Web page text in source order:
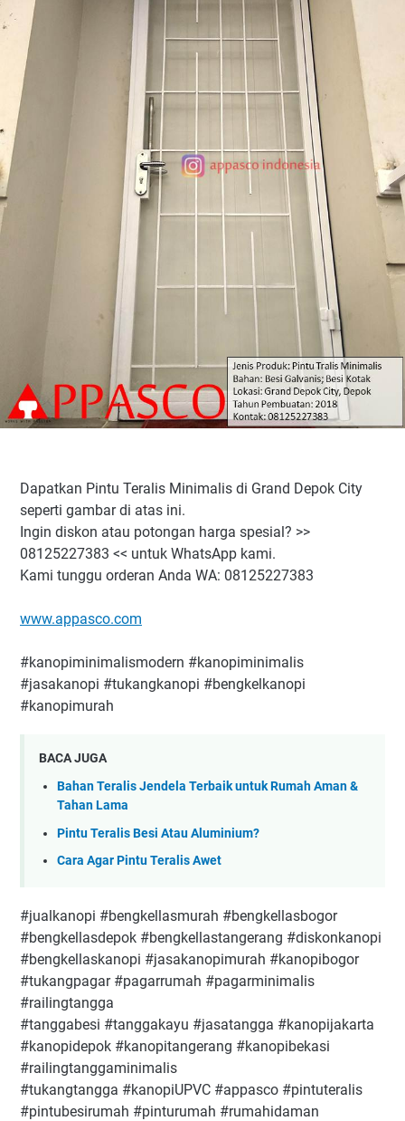
Dapatkan Pintu Teralis Minimalis di Grand Depok City
seperti gambar di atas ini.
Ingin diskon atau potongan harga spesial? >>
08125227383 << untuk WhatsApp kami.
Kami tunggu orderan Anda WA: 08125227383
www.appasco.com
#kanopiminimalismodern #kanopiminimalis
#jasakanopi #tukangkanopi #bengkelkanopi
#kanopimurah
BACA JUGA
Bahan Teralis Jendela Terbaik untuk Rumah Aman &
Tahan Lama
Pintu Teralis Besi Atau Aluminium?
Cara Agar Pintu Teralis Awet
#jualkanopi #bengkellasmurah #bengkellasbogor
#bengkellasdepok #bengkellastangerang #diskonkanopi
#bengkellaskanopi #jasakanopimurah #kanopibogor
#tukangpagar #pagarrumah #pagarminimalis
#railingtangga
#tanggabesi #tanggakayu #jasatangga #kanopijakarta
#kanopidepok #kanopitangerang #kanopibekasi
#railingtanggaminimalis
#tukangtangga #kanopiUPVC #appasco #pintuteralis
#pintubesirumah #pinturumah #rumahidaman